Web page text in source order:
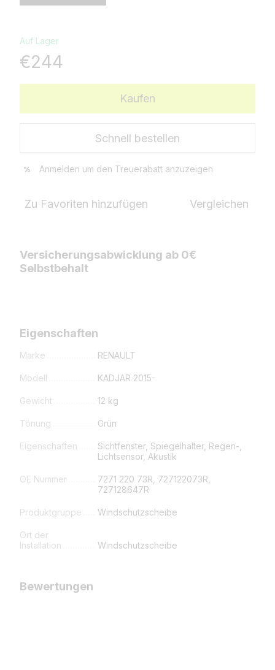
Auf Lager
€244
Kaufen
Schnell bestellen
% Anmelden um den Treuerabatt anzuzeigen
Zu Favoriten hinzufügen Vergleichen
Versicherungsabwicklung ab 0€
Selbstbehalt
Eigenschaften
Marke RENAULT
Modell KADJAR 2015-
Gewicht 12 kg
Tönung Grün
Eigenschaften
Sichtfenster, Spiegelhalter, Regen-,
Lichtsensor, Akustik
OE Nummer
7271 220 73R, 727122073R,
727128647R
Produktgruppe Windschutzscheibe
Ort der
Installation
Windschutzscheibe
Bewertungen